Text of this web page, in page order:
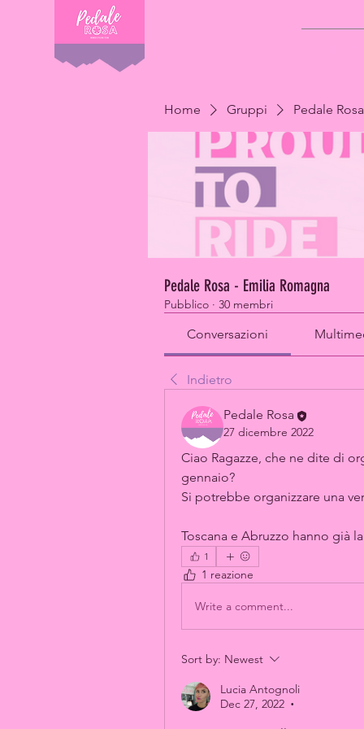
Home Gruppi Pedale
Pedale Rosa - Emilia Romagna
Pubblico · 30 membri
Conversazioni
Indietro
Pedale Rosa
27 dicembre 2022
Ciao Ragazze, che ne dite di
gennaio?
Si potrebbe organizzare una
Toscana e Abruzzo hanno già
1
1 reazione
Write a comment...
Sort by: Newest
Lucia Antognoli
Dec 27, 2022
•